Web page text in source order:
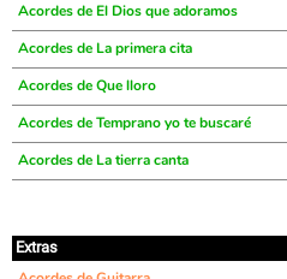
Acordes de El Dios que adoramos
Acordes de La primera cita
Acordes de Que lloro
Acordes de Temprano yo te buscaré
Acordes de La tierra canta
Extras